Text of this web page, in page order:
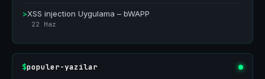
>XSS injection Uygulama – bWAPP
22 Haz
$populer-yazilar